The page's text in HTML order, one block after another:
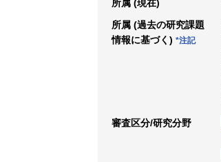
所属 (現在)
所属 (過去の研究課題
情報に基づく) *注記
審査区分/研究分野